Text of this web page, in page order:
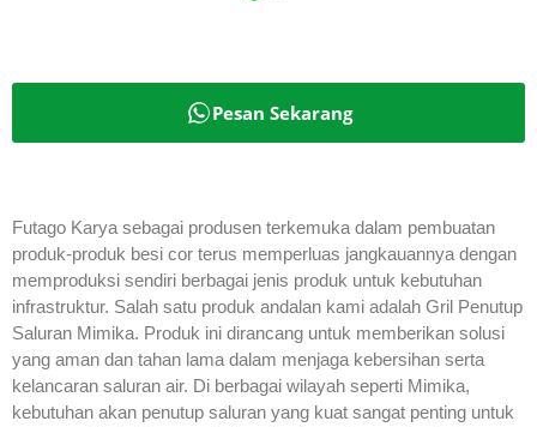
Pesan Sekarang
Futago Karya sebagai produsen terkemuka dalam pembuatan
produk-produk besi cor terus memperluas jangkauannya dengan
memproduksi sendiri berbagai jenis produk untuk kebutuhan
infrastruktur. Salah satu produk andalan kami adalah Gril Penutup
Saluran Mimika. Produk ini dirancang untuk memberikan solusi
yang aman dan tahan lama dalam menjaga kebersihan serta
kelancaran saluran air. Di berbagai wilayah seperti Mimika,
kebutuhan akan penutup saluran yang kuat sangat penting untuk